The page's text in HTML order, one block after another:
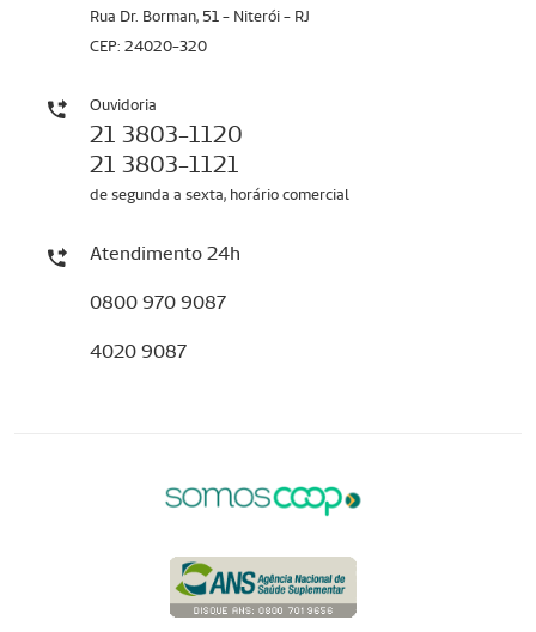
Rua Dr. Borman, 51 - Niterói - RJ
CEP: 24020-320
Ouvidoria
21 3803-1120
21 3803-1121
de segunda a sexta, horário comercial
Atendimento 24h
0800 970 9087
4020 9087